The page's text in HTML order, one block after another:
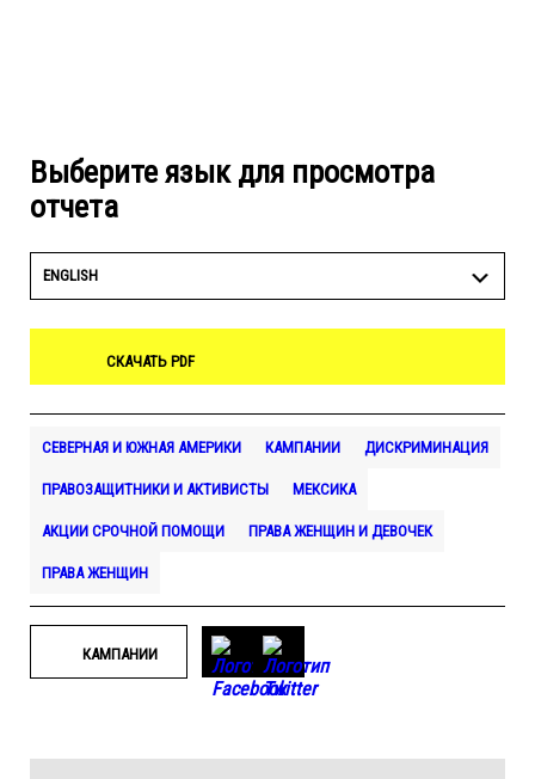
Выберите язык для просмотра
отчета
ENGLISH
СКАЧАТЬ PDF
СЕВЕРНАЯ И ЮЖНАЯ АМЕРИКИ КАМПАНИИ ДИСКРИМИНАЦИЯ
ПРАВОЗАЩИТНИКИ И АКТИВИСТЫ МЕКСИКА
АКЦИИ СРОЧНОЙ ПОМОЩИ ПРАВА ЖЕНЩИН И ДЕВОЧЕК
ПРАВА ЖЕНЩИН
КАМПАНИИ